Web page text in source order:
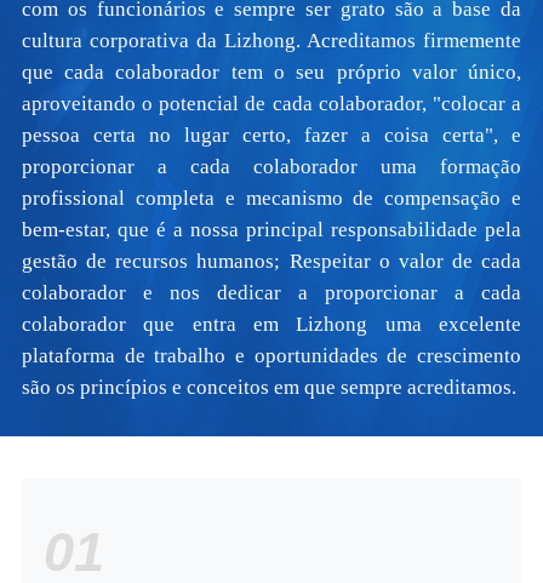
com os funcionários e sempre ser grato são a base da
cultura corporativa da Lizhong. Acreditamos firmemente
que cada colaborador tem o seu próprio valor único,
aproveitando o potencial de cada colaborador, "colocar a
pessoa certa no lugar certo, fazer a coisa certa", e
proporcionar a cada colaborador uma formação
profissional completa e mecanismo de compensação e
bem-estar, que é a nossa principal responsabilidade pela
gestão de recursos humanos; Respeitar o valor de cada
colaborador e nos dedicar a proporcionar a cada
colaborador que entra em Lizhong uma excelente
plataforma de trabalho e oportunidades de crescimento
são os princípios e conceitos em que sempre acreditamos.
01